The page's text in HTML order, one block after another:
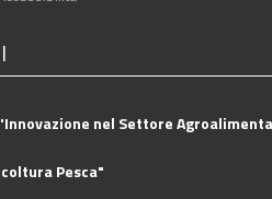
nel Settore
Pesca"